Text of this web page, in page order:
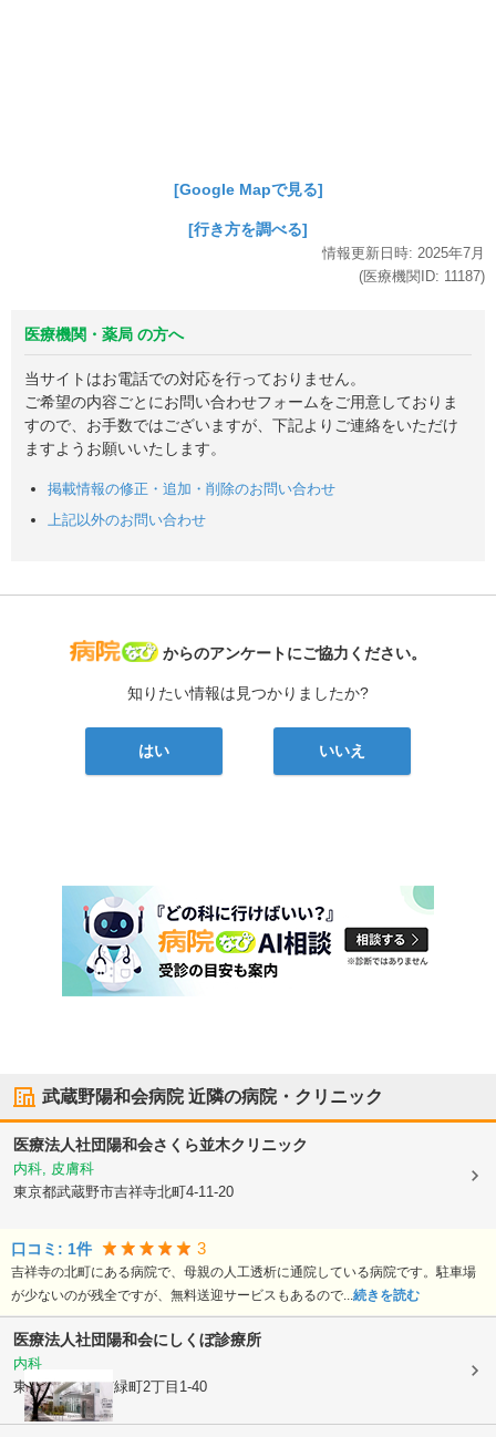
[Google Mapで見る]
[行き方を調べる]
情報更新日時: 2025年7月
(医療機関ID: 11187)
医療機関・薬局 の方へ
当サイトはお電話での対応を行っておりません。
ご希望の内容ごとにお問い合わせフォームをご用意しておりま
すので、お手数ではございますが、下記よりご連絡をいただけ
ますようお願いいたします。
掲載情報の修正・追加・削除のお問い合わせ
上記以外のお問い合わせ
病院なび
からのアンケートにご協力ください。
知りたい情報は見つかりましたか?
はい いいえ
武蔵野陽和会病院近隣の病院・クリニック
医療法人社団陽和会さくら並木クリニック
内科, 皮膚科
東京都武蔵野市吉祥寺北町4-11-20
口コミ: 1件 3
吉祥寺の北町にある病院で、母親の人工透析に通院している病院です。駐車場
が少ないのが残全ですが、無料送迎サービスもあるので...続きを読む
医療法人社団陽和会にしくぼ診療所
内科
東京都武蔵野市緑町2丁目1-40